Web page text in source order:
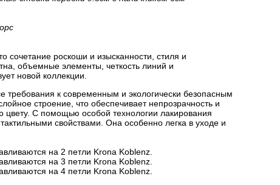
сочетание роскоши и изысканности, стиля и
объемные элементы, четкость линий и
новой коллекции.
требования к современным и экологически безопасным
строение, что обеспечивает непрозрачность и
цвету. С помощью особой технологии лакирования
свойствами. Она особенно легка в уходе и
на 2 петли Krona Koblenz.
на 3 петли Krona Koblenz.
на 4 петли Krona Koblenz.